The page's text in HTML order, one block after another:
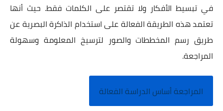
في تبسيط الأفكار ولا تقتصر على الكلمات فقط. حيث أنها
تعتمد هذه الطريقة الفعالة على استخدام الذاكرة البصرية عن
طريق رسم المخططات والصور لترسيخ المعلومة وسهولة
المراجعة.
المراجعة أساس الدراسة الفعالة